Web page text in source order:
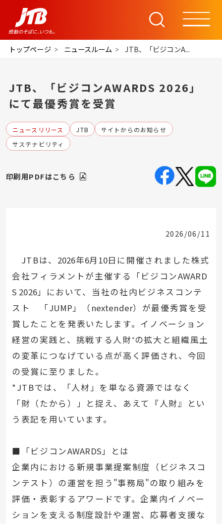
トップページ ニュースルーム JTB、「ビジコンA...
JTB、「ビジコンAWARDS 2026」
にて最優秀賞を受賞
ニュースリリース JTB
サイトからのお知らせ
サステナビリティ
印刷用PDFはこちら
2026/06/11
JTBは、 2026年6月 10日に開催されました株式
会社フィラメントが主催する「ビジコンAWARD
S 2026」において、当社の社内ビジネスコンテ
スト 「JUMP」（ nextender）が最優秀賞を受
賞したことを発表いたします。イノベーション
経営の実践と、挑戦する人財*の拡大と組織風土
の変革につなげている点が高く評価され、今回
の受賞に至りました。
*JTBでは、「人材」を単なる資源ではなく
「財（たから）」と捉え、あえて『人財』とい
う表記を用いています。
■「ビジコンAWARDS」とは
企業内における新規事業提案制度（ビジネスコ
ンテスト）の運営を担う "事務局"の取り組みを
評価・表彰するアワードです。企業内イノベー
ションを支える制度設計や運営、応募者支援な